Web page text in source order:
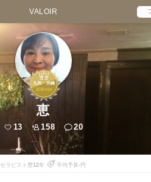
VALOIR
2
九州・沖縄
2025年 5月
恵
13 158 20
セラピスト歴12年 平均予算-円